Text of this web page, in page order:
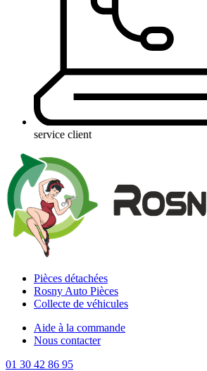
service client
Pièces détachées
Rosny Auto Pièces
Collecte de véhicules
Aide à la commande
Nous contacter
01 30 42 86 95